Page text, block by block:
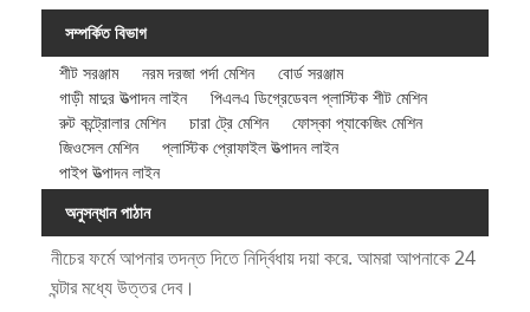
সম্পর্কিত বিভাগ
শীট সরঞ্জাম
নরম দরজা পর্দা মেশিন
বোর্ড সরঞ্জাম
গাড়ী মাদুর উত্পাদন লাইন
পিএলএ ডিগ্রেডেবল প্লাস্টিক শীট মেশিন
রুট কন্ট্রোলার মেশিন
চারা ট্রে মেশিন
ফোস্কা প্যাকেজিং মেশিন
জিওসেল মেশিন
প্লাস্টিক প্রোফাইল উত্পাদন লাইন
পাইপ উত্পাদন লাইন
অনুসন্ধান পাঠান
নীচের ফর্মে আপনার তদন্ত দিতে নির্দ্বিধায় দয়া করে. আমরা আপনাকে 24
ঘন্টার মধ্যে উত্তর দেব।